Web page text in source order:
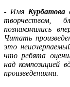
- Имя Курбатова
творчеством,
познакомились
Читать
это
что ребята
над композицией
произведениями.